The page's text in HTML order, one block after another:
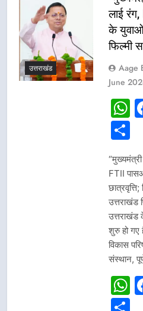
उत्तराखंड
लाई
के युवाओं
फिल्मी
Aage
June
FTII
उत्तराखंड
उत्तराखंड
शुरु हो गए
विकास
संस्थान,